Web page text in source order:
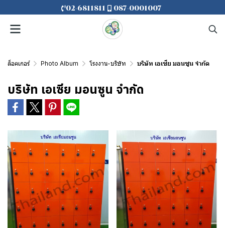
02-6811811 087-0001007
ล็อคเกอร์ Photo Album โรงงาน-บริษัท บริษัท เอเซีย มอนซูน จำกัด
บริษัท เอเซีย มอนซูน จำกัด